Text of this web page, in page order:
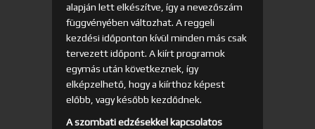
alapján lett elkészítve, így a nevezőszám
függvényében változhat. A reggeli
kezdési időponton kívül minden más csak
tervezett időpont. A kiírt programok
egymás után következnek, így
elképzelhető, hogy a kiírthoz képest
előbb, vagy később kezdődnek.
A szombati edzésekkel kapcsolatos